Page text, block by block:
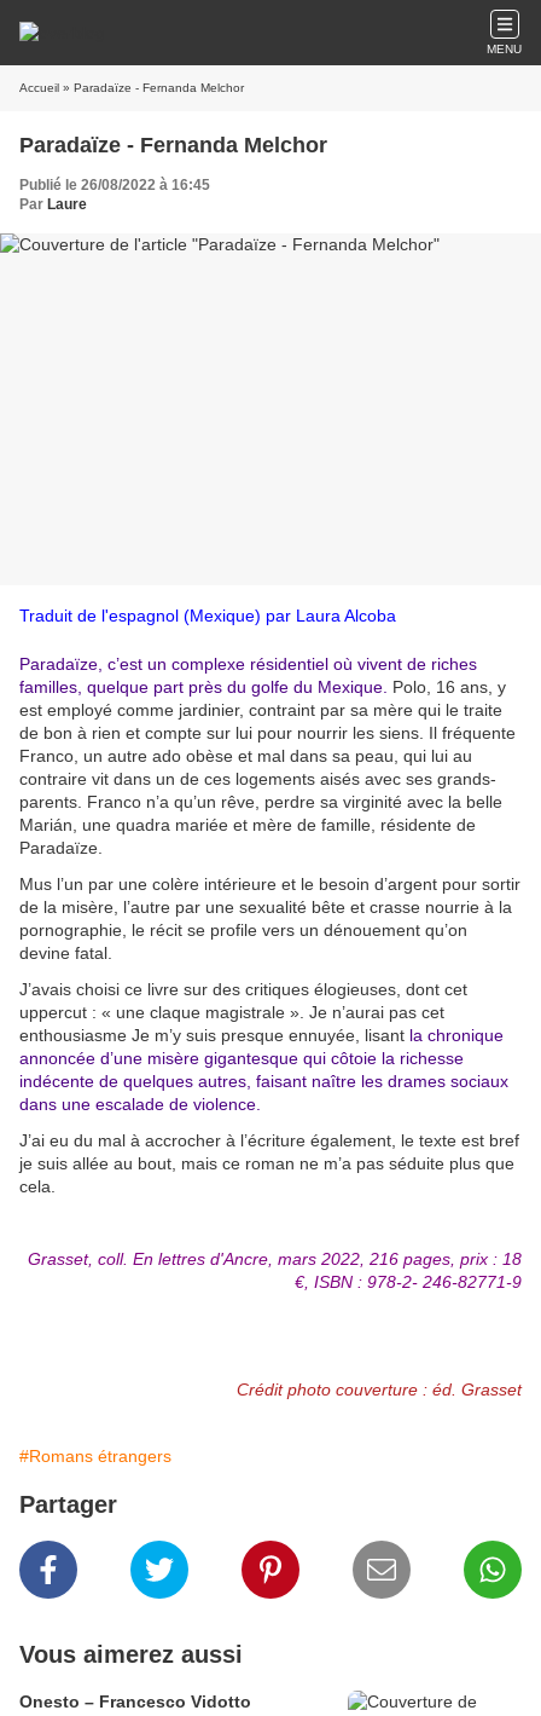
MENU
Accueil » Paradaïze - Fernanda Melchor
Paradaïze - Fernanda Melchor
Publié le 26/08/2022 à 16:45
Par Laure
Traduit de l'espagnol (Mexique) par Laura Alcoba
Paradaïze, c’est un complexe résidentiel où vivent de riches
familles, quelque part près du golfe du Mexique. Polo, 16 ans, y
est employé comme jardinier, contraint par sa mère qui le traite
de bon à rien et compte sur lui pour nourrir les siens. Il fréquente
Franco, un autre ado obèse et mal dans sa peau, qui lui au
contraire vit dans un de ces logements aisés avec ses grands-
parents. Franco n’a qu’un rêve, perdre sa virginité avec la belle
Marián, une quadra mariée et mère de famille, résidente de
Paradaïze.
Mus l’un par une colère intérieure et le besoin d’argent pour sortir
de la misère, l’autre par une sexualité bête et crasse nourrie à la
pornographie, le récit se profile vers un dénouement qu’on
devine fatal.
J’avais choisi ce livre sur des critiques élogieuses, dont cet
uppercut : « une claque magistrale ». Je n’aurai pas cet
enthousiasme Je m’y suis presque ennuyée, lisant la chronique
annoncée d’une misère gigantesque qui côtoie la richesse
indécente de quelques autres, faisant naître les drames sociaux
dans une escalade de violence.
J’ai eu du mal à accrocher à l’écriture également, le texte est bref
je suis allée au bout, mais ce roman ne m’a pas séduite plus que
cela.
Grasset, coll. En lettres d'Ancre, mars 2022, 216 pages, prix : 18
€, ISBN : 978-2- 246-82771-9
Crédit photo couverture : éd. Grasset
#Romans étrangers
Partager
Vous aimerez aussi
Onesto – Francesco Vidotto